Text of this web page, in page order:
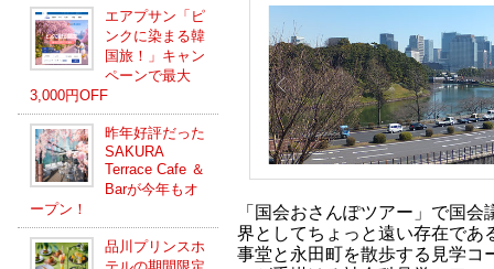
エアプサン「ピ
ンクに染まる韓
国旅！」キャン
ペーンで最大
3,000円OFF
昨年好評だった
SAKURA
Terrace Cafe ＆
Barが今年もオ
ープン！
品川プリンスホ
「国会おさんぽツアー」で国
界としてちょっと遠い存在であ
事堂と永田町を散歩する見学コ